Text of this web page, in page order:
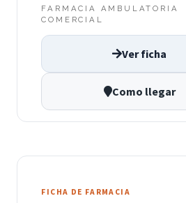
FARMACIA AMBULATORIA
COMERCIAL
Ver ficha
Como llegar
FICHA DE FARMACIA